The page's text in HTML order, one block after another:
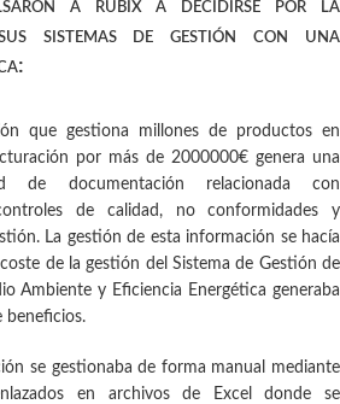
a rubix a decidirse por la
sistemas de gestión con una
que gestiona millones de productos en
por más de 2000000€ genera una
de documentación relacionada con
de calidad, no conformidades y
La gestión de esta información se hacía
de la gestión del Sistema de Gestión de
Ambiente y Eficiencia Energética generaba
beneficios.
se gestionaba de forma manual mediante
en archivos de Excel donde se